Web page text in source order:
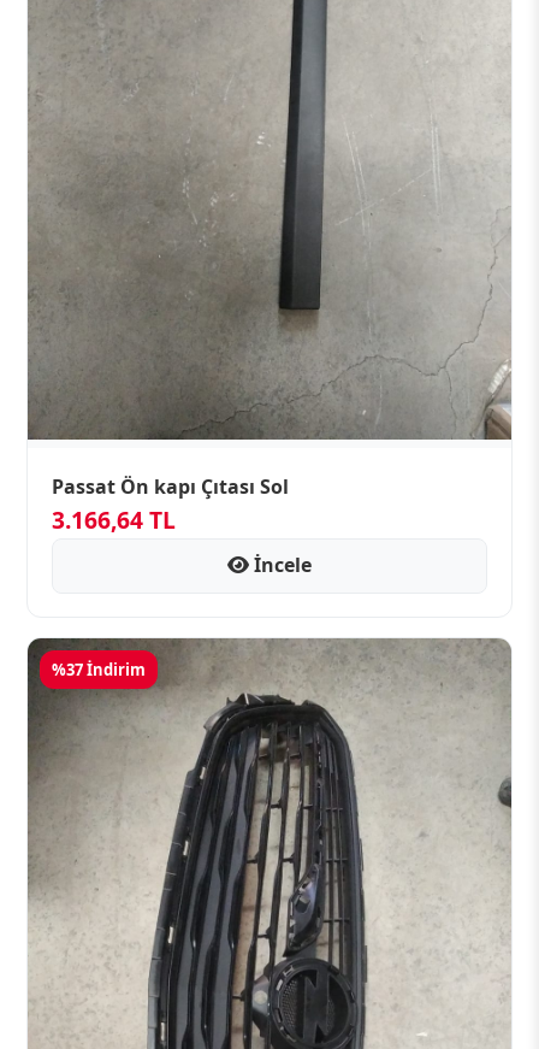
Passat Ön kapı Çıtası Sol
3.166,64 TL
İncele
%37 İndirim